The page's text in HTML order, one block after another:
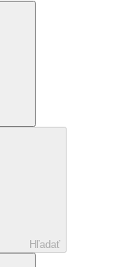
Hľadať